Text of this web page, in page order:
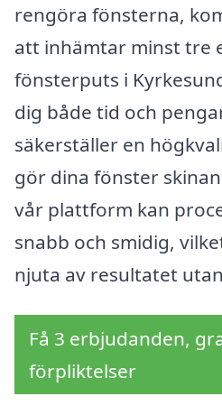
rengöra fönsterna,
att inhämtar minst tre
fönsterputs i
dig både tid och
säkerställer en
gör dina fönster
vår plattform kan
snabb och smidig,
njuta av resultatet
Få 3 erbjudanden,
förpliktelser